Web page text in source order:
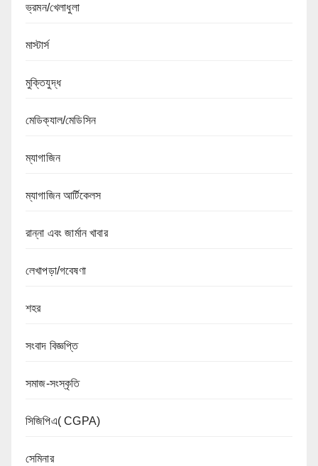
ভ্রমন/খেলাধুলা
মাস্টার্স
মুক্তিযুদ্ধ
মেডিক্যাল/মেডিসিন
ম্যাগাজিন
ম্যাগাজিন আর্টিকেলস
রান্না এবং জার্মান খাবার
লেখাপড়া/গবেষণা
শহর
সংবাদ বিজ্ঞপ্তি
সমাজ-সংস্কৃতি
সিজিপিএ( CGPA)
সেমিনার